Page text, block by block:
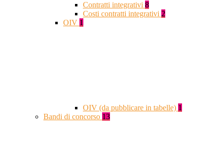
Contratti integrativi 8
Costi contratti integrativi 2
OIV 1
OIV (da pubblicare in tabelle) 1
Bandi di concorso 13